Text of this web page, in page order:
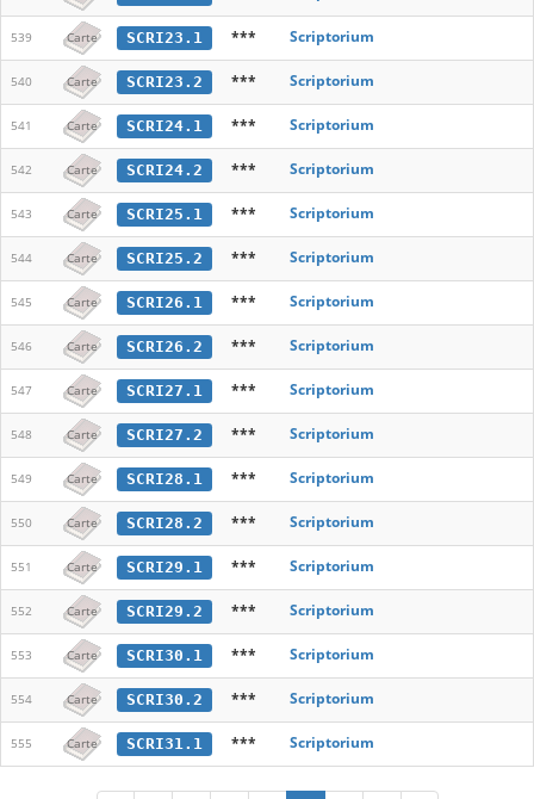
539 Carte SCRI23.1 *** Scriptorium
540 Carte SCRI23.2 *** Scriptorium
541 Carte SCRI24.1 *** Scriptorium
542 Carte SCRI24.2 *** Scriptorium
543 Carte SCRI25.1 *** Scriptorium
544 Carte SCRI25.2 *** Scriptorium
545 Carte SCRI26.1 *** Scriptorium
546 Carte SCRI26.2 *** Scriptorium
547 Carte SCRI27.1 *** Scriptorium
548 Carte SCRI27.2 *** Scriptorium
549 Carte SCRI28.1 *** Scriptorium
550 Carte SCRI28.2 *** Scriptorium
551 Carte SCRI29.1 *** Scriptorium
552 Carte SCRI29.2 *** Scriptorium
553 Carte SCRI30.1 *** Scriptorium
554 Carte SCRI30.2 *** Scriptorium
555 Carte SCRI31.1 *** Scriptorium